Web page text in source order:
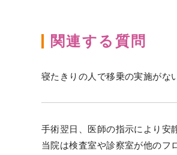
関連する質問
寝たきりの人で移乗の実施がな
手術翌日、医師の指示により安
当院は検査室や診察室が他のフ